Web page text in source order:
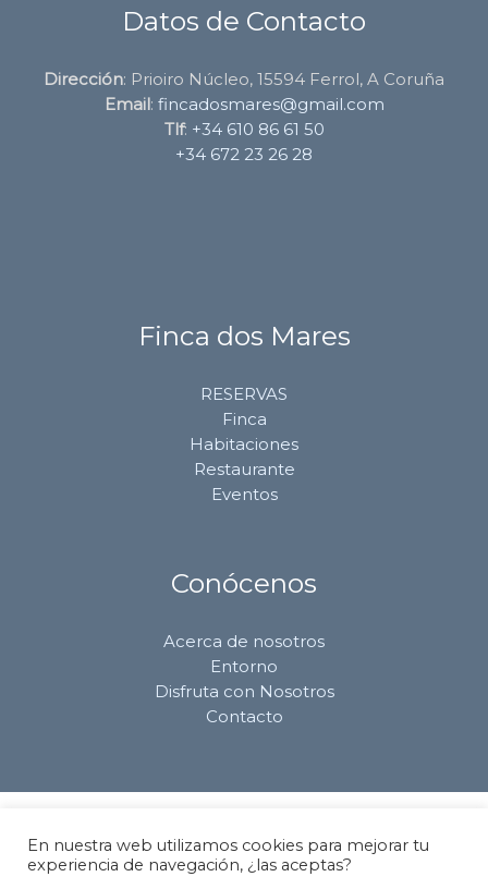
Datos de Contacto
Dirección: Prioiro Núcleo, 15594 Ferrol, A Coruña
Email: fincadosmares@gmail.com
Tlf: +34 610 86 61 50
+34 672 23 26 28
Finca dos Mares
RESERVAS
Finca
Habitaciones
Restaurante
Eventos
Conócenos
Acerca de nosotros
Entorno
Disfruta con Nosotros
Contacto
Política de Cookies
Política de Privacidad
En nuestra web utilizamos cookies para mejorar tu
experiencia de navegación, ¿las aceptas?